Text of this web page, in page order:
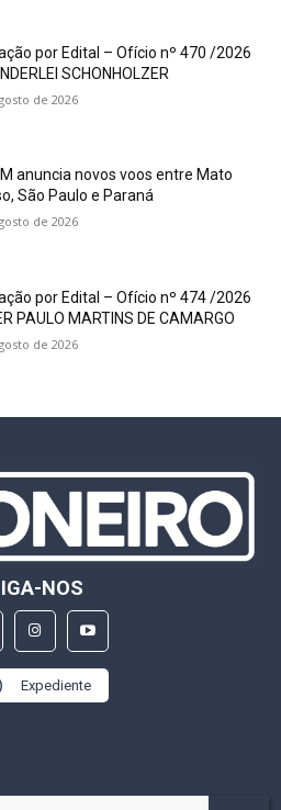
por Edital – Ofício nº 470 /2026
SCHONHOLZER
de 2026
anuncia novos voos entre Mato
São Paulo e Paraná
de 2026
por Edital – Ofício nº 474 /2026
PAULO MARTINS DE CAMARGO
de 2026
NOS
Expediente